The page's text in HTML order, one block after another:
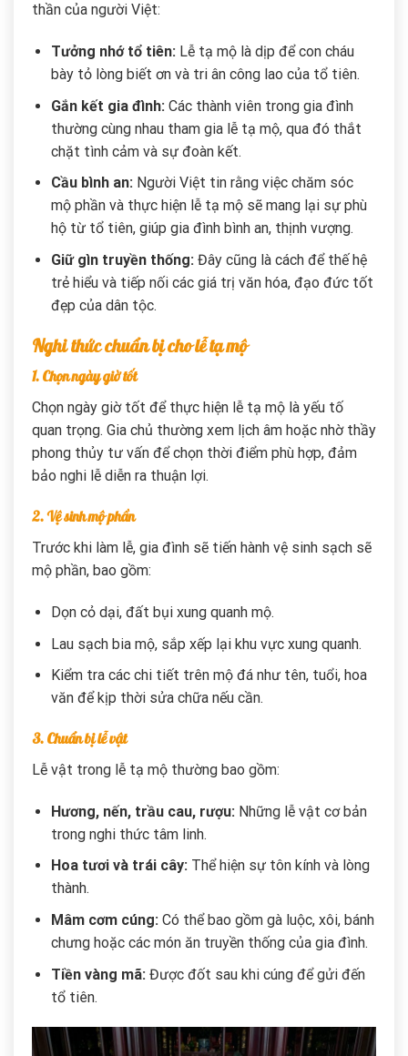
thần của người Việt:
Tưởng nhớ tổ tiên:Lễ tạ mộ là dịp để con cháu
bày tỏ lòng biết ơn và tri ân công lao của tổ tiên.
Gắn kết gia đình: Các thành viên trong gia đình
thường cùng nhau tham gia lễ tạ mộ, qua đó thắt
chặt tình cảm và sự đoàn kết.
Cầu bình an:Người Việt tin rằng việc chăm sóc
mộ phần và thực hiện lễ tạ mộ sẽ mang lại sự phù
hộ từ tổ tiên, giúp gia đình bình an, thịnh vượng.
Giữ gìn truyền thống:Đây cũng là cách để thế hệ
trẻ hiểu và tiếp nối các giá trị văn hóa, đạo đức tốt
đẹp của dân tộc.
Nghi thức chuẩn bị cho lễ tạ mộ
1. Chọn ngày giờ tốt
Chọn ngày giờ tốt để thực hiện lễ tạ mộ là yếu tố
quan trọng. Gia chủ thường xem lịch âm hoặc nhờ thầy
phong thủy tư vấn để chọn thời điểm phù hợp, đảm
bảo nghi lễ diễn ra thuận lợi.
2. Vệ sinh mộ phần
Trước khi làm lễ, gia đình sẽ tiến hành vệ sinh sạch sẽ
mộ phần, bao gồm:
Dọn cỏ dại, đất bụi xung quanh mộ.
Lau sạch bia mộ, sắp xếp lại khu vực xung quanh.
Kiểm tra các chi tiết trên mộ đá như tên, tuổi, hoa
văn để kịp thời sửa chữa nếu cần.
3. Chuẩn bị lễ vật
Lễ vật trong lễ tạ mộ thường bao gồm:
Hương, nến, trầu cau, rượu: Những lễ vật cơ bản
trong nghi thức tâm linh.
Hoa tươi và trái cây:Thể hiện sự tôn kính và lòng
thành.
Mâm cơm cúng:Có thể bao gồm gà luộc, xôi, bánh
chưng hoặc các món ăn truyền thống của gia đình.
Tiền vàng mã: Được đốt sau khi cúng để gửi đến
tổ tiên.